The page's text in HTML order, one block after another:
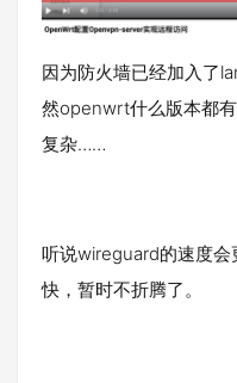
因为防火墙已经加入了
然openwrt什么版本都
复杂……
听说wireguard的速度会
快，暂时不折腾了。